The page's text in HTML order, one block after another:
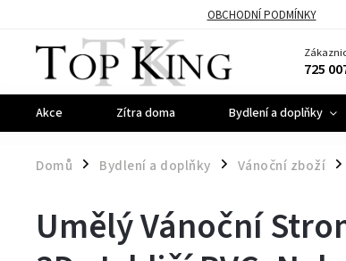
OBCHODNÍ PODMÍNKY
725
Akce Zítra doma Bydlení a doplňky
Domů / Bydlení a doplňky / Vánoční zboží /
Umělý Vánoční